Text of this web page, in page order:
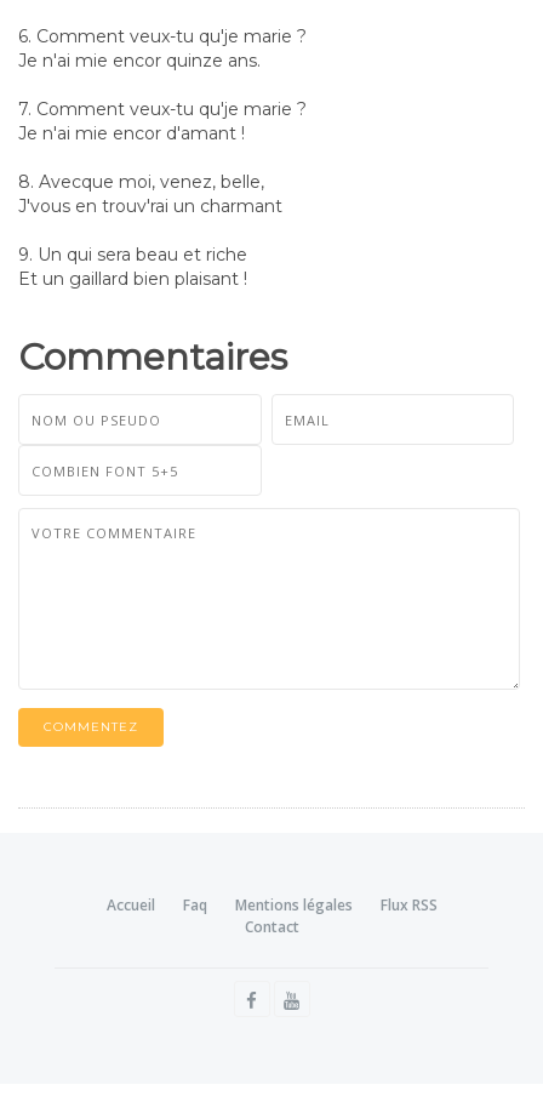
6. Comment veux-tu qu'je marie ?
Je n'ai mie encor quinze ans.
7. Comment veux-tu qu'je marie ?
Je n'ai mie encor d'amant !
8. Avecque moi, venez, belle,
J'vous en trouv'rai un charmant
9. Un qui sera beau et riche
Et un gaillard bien plaisant !
Commentaires
COMMENTEZ
Accueil Faq Mentions légales
Flux RSS
Contact